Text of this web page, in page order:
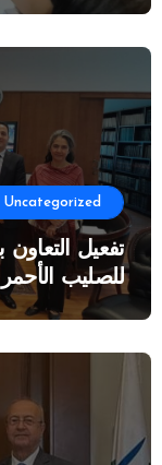
Uncategorized
تفعيل التعاون
للصليب الأحمر